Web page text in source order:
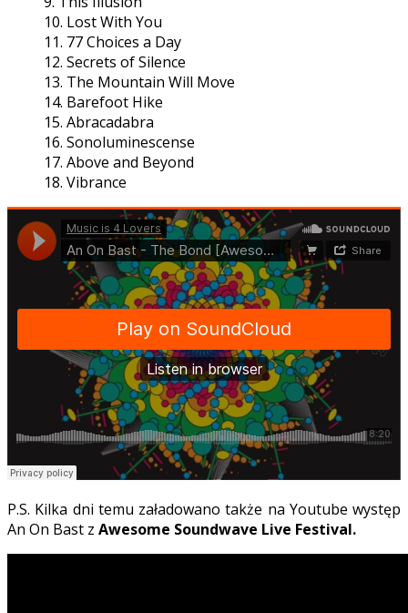
10. Lost With You
11. 77 Choices a Day
12. Secrets of Silence
13. The Mountain Will Move
14. Barefoot Hike
15. Abracadabra
16. Sonoluminescense
17. Above and Beyond
18. Vibrance
P.S. Kilka dni temu załadowano także na Youtube występ
An On Bast z Awesome Soundwave Live Festival.